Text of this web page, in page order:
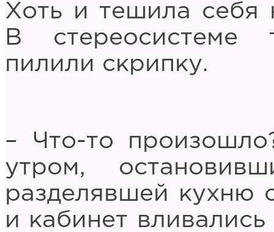
Хоть и тешила себя
В стереосистеме
пилили скрипку.
– Что-то
утром,
разделявшей кухню
и кабинет